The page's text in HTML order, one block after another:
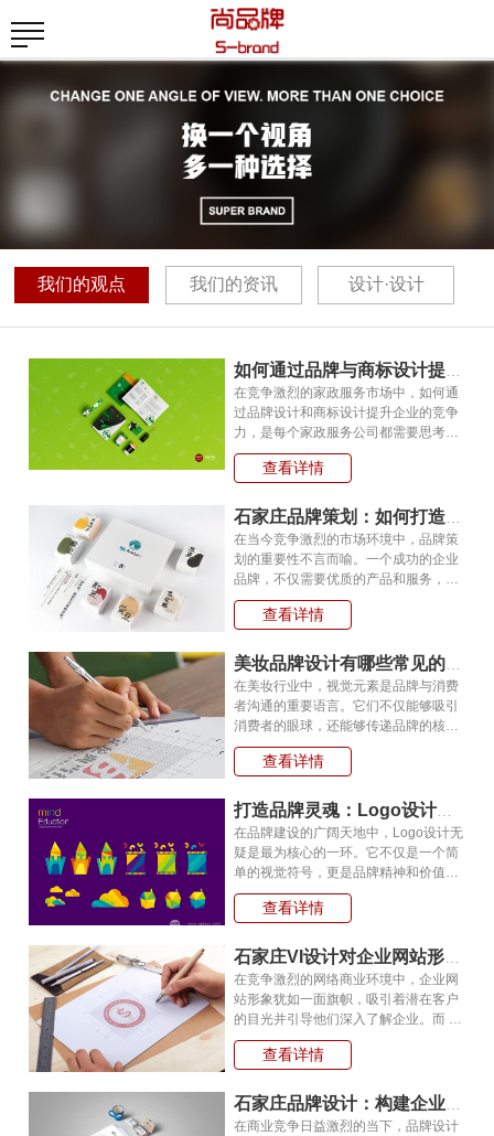
我们的观点 我们的资讯 设计·设计
在竞争激烈的家政服务市场中，如何通
过品牌设计和商标设计提升企业的竞争
力，是每个家政服务公司都需要思考的
问题。欣家乐品牌形象设计案例为我们
提供了一个成功的范例。本文将深入探
计，塑造了一个具有亲和力和专业性的
品牌形象，从而在…
查看详情
在当今竞争激烈的市场环境中，品牌策
划的重要性不言而喻。一个成功的企业
品牌，不仅需要优质的产品和服务，更
需要一个深入人心的品牌识别VI体系。
今天，我们就以尚品牌为石家庄垣味大
品牌策划的关键要素。 一、品牌策
划的起点：精准…
查看详情
在美妆行业中，视觉元素是品牌与消费
者沟通的重要语言。它们不仅能够吸引
消费者的眼球，还能够传递品牌的核心
价值和个性。一个精心设计的视觉元素
能够让消费者在众多品牌中一眼识别出
探讨美妆品牌设计中常见的视觉元素，
以及它们如何帮…
查看详情
打造品牌灵魂：Logo设计的艺术与科学！
在品牌建设的广阔天地中，Logo设计无
疑是最为核心的一环。它不仅是一个简
单的视觉符号，更是品牌精神和价值的
集中体现。本文将深入探讨Logo设计的
重要性、设计原则以及如何通过有效的
和品牌影响力。 Logo设计的重要
性 Logo是品牌…
查看详情
在竞争激烈的网络商业环境中，企业网
站形象犹如一面旗帜，吸引着潜在客户
的目光并引导他们深入了解企业。而 VI
设计则是塑造这一旗帜鲜明特色与独特
魅力的核心力量。 首先，VI 设计赋
个成功的 VI 设计包含了标志、标准字、
标准色等…
查看详情
在商业竞争日益激烈的当下，品牌设计